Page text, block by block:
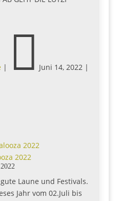
|  Juni 14, 2022|
2022
Laune und Festivals.
Jahr vom 02.Juli bis